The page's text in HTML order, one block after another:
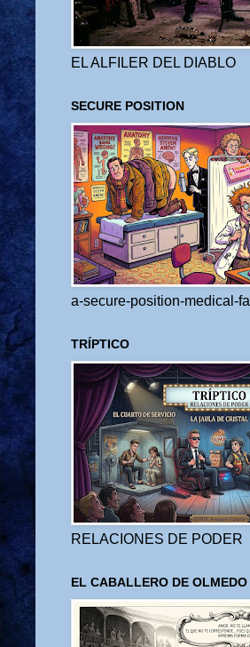
EL ALFILER DEL DIABLO
SECURE POSITION
a-secure-position-medical-
TRÍPTICO
RELACIONES DE PODER
EL CABALLERO DE OLMEDO